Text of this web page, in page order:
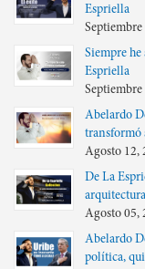
Espriella
Septiembre
Siempre
Espriella
Septiembre
Abelardo
transformó
Agosto 12,
De La
arquitectura
Agosto 05,
Abelardo
política,